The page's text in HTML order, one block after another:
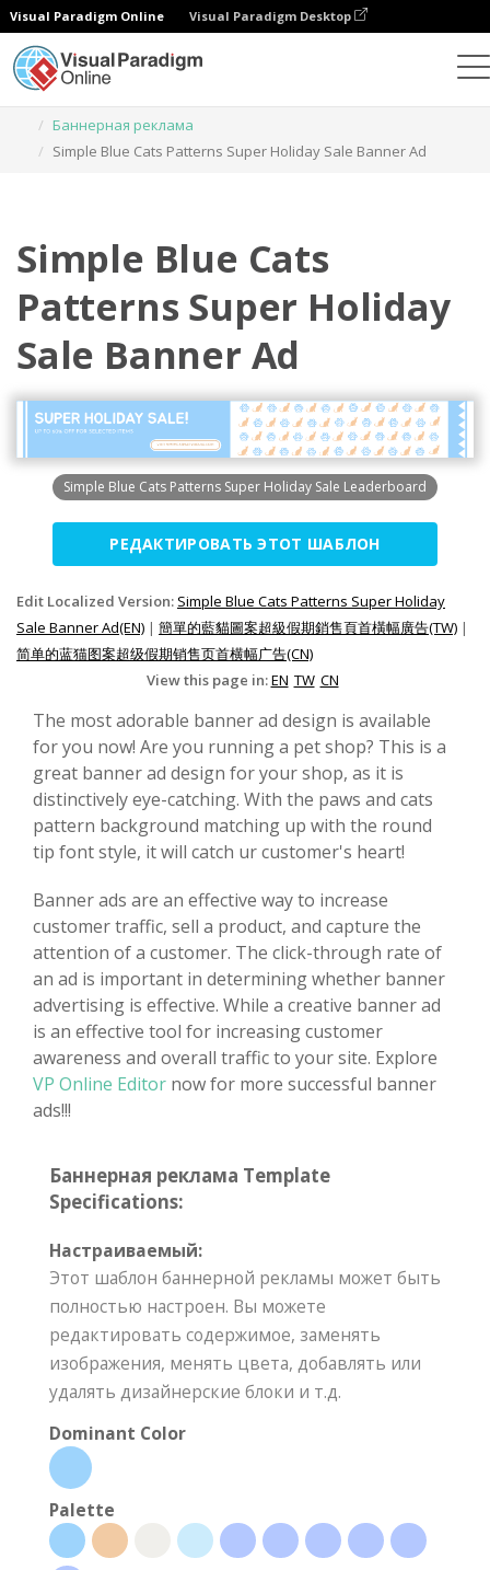
Visual Paradigm Online Visual Paradigm Desktop
Баннерная реклама
Simple Blue Cats Patterns Super Holiday Sale Banner Ad
Simple Blue Cats
Patterns Super Holiday
Sale Banner Ad
Simple Blue Cats Patterns Super Holiday Sale Leaderboard
РЕДАКТИРОВАТЬ ЭТОТ ШАБЛОН
Edit Localized Version: Simple Blue Cats Patterns Super Holiday
Sale Banner Ad(EN) | 簡單的藍貓圖案超級假期銷售頁首橫幅廣告(TW) |
简单的蓝猫图案超级假期销售页首横幅广告(CN)
View this page in:EN TW CN
The most adorable banner ad design is available
for you now! Are you running a pet shop? This is a
great banner ad design for your shop, as it is
distinctively eye-catching. With the paws and cats
pattern background matching up with the round
tip font style, it will catch ur customer's heart!
Banner ads are an effective way to increase
customer traffic, sell a product, and capture the
attention of a customer. The click-through rate of
an ad is important in determining whether banner
advertising is effective. While a creative banner ad
is an effective tool for increasing customer
awareness and overall traffic to your site. Explore
VP Online Editor now for more successful banner
ads!!!
Баннерная реклама Template
Specifications:
Настраиваемый:
Этот шаблон баннерной рекламы может быть
полностью настроен. Вы можете
редактировать содержимое, заменять
изображения, менять цвета, добавлять или
удалять дизайнерские блоки и т.д.
Dominant Color
Palette